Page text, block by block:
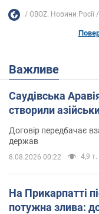
OBOZ. Новини Росії
Важливе
Саудівська
створили
Договір передбачає
держав
8.08.2026 00:22 4,9 т.
На Прикарпатті
потужна злива: